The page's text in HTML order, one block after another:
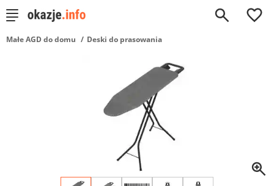
0
Małe AGD do domu Deski do prasowania